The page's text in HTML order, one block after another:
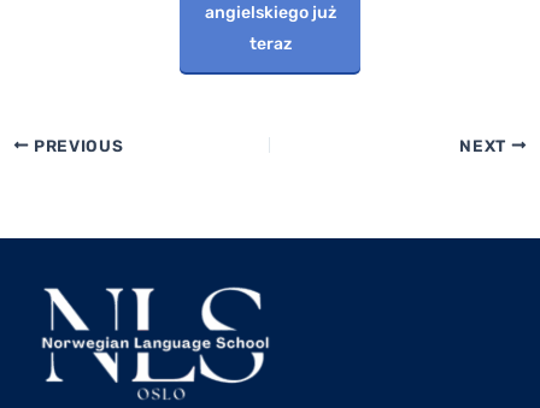
angielskiego już
teraz
PREVIOUS NEXT